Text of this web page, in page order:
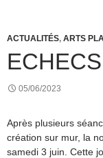
ACTUALITÉS, ARTS
05/06/2023
Après plusieurs
création sur mur, la
samedi 3 juin. Cette